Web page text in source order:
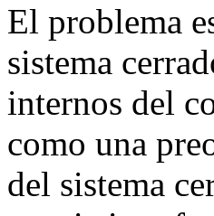
El problema
sistema
internos del
como una
del sistema